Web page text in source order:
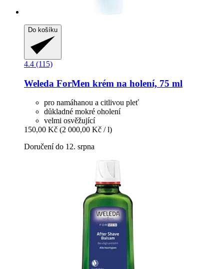
Do košíku
4.4 (115)
Weleda ForMen krém na holení, 75 ml
pro namáhanou a citlivou pleť
důkladné mokré oholení
velmi osvěžující
150,00 Kč (2 000,00 Kč / l)
Doručení do 12. srpna